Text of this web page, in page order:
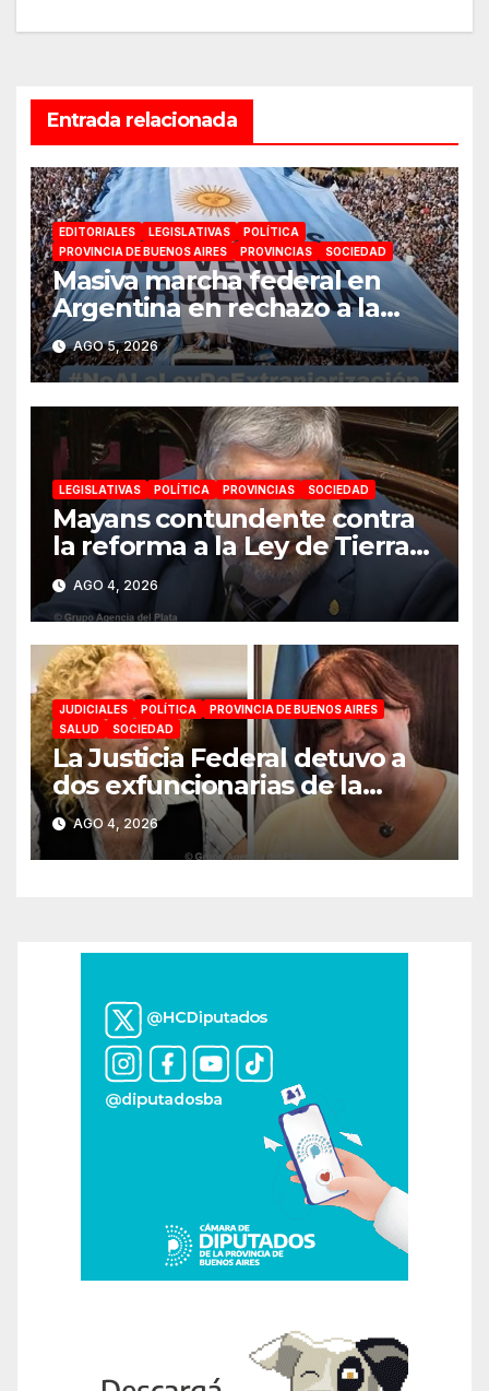
Entrada relacionada
EDITORIALES LEGISLATIVAS
POLÍTICA
PROVINCIA DE BUENOS AIRES
PROVINCIAS SOCIEDAD
Masiva marcha federal en
Argentina en rechazo a la
reforma de la Ley de Tierras
impulsada por Milei: «La
soberanía no se negocia»
AGO 5, 2026
LEGISLATIVAS POLÍTICA PROVINCIAS SOCIEDAD
Mayans contundente contra
la reforma a la Ley de Tierras:
«Esta ley vende el país»
AGO 4, 2026
JUDICIALES POLÍTICA
PROVINCIA DE BUENOS AIRES
SALUD
SOCIEDAD
La Justicia Federal detuvo a
dos exfuncionarias de la
ANMAT y el INAME por la
causa del fentanilo
contaminado
AGO 4, 2026